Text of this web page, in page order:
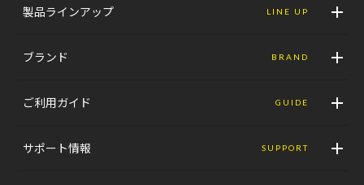
製品ラインアップ LINE UP
ブランド BRAND
ご利用ガイド GUIDE
サポート情報 SUPPORT